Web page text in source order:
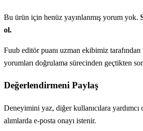
Bu ürün için henüz yayınlanmış yorum yok.
ol.
Fuub editör puanı uzman ekibimiz tarafından
yorumları doğrulama sürecinden geçtikten
Değerlendirmeni Paylaş
Deneyimini yaz, diğer kullanıcılara yardımcı
alımlarda e-posta onayı istenir.